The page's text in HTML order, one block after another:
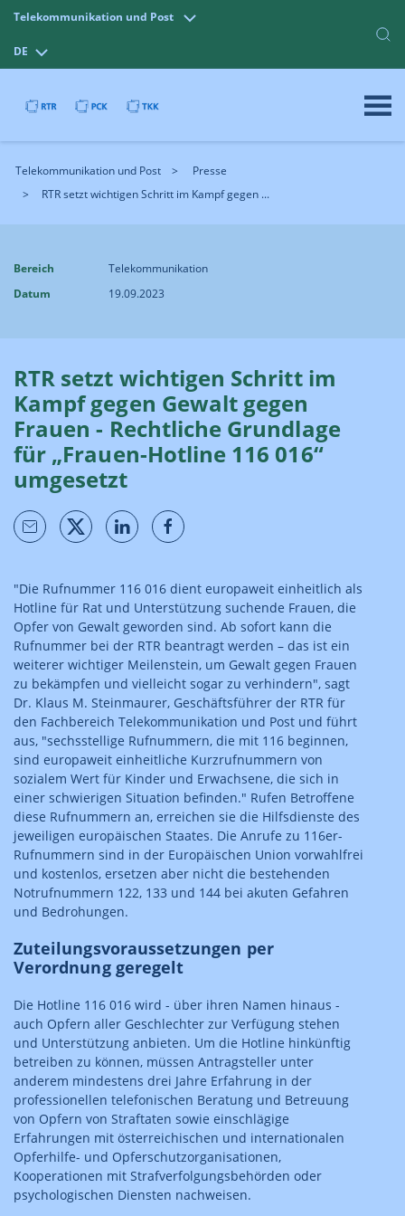
Telekommunikation und Post
DE
Telekommunikation und Post
Presse
RTR setzt wichtigen Schritt im Kampf gegen ...
Bereich
Telekommunikation
Datum
19.09.2023
RTR setzt wichtigen Schritt im
Kampf gegen Gewalt gegen
Frauen - Rechtliche Grundlage
für „Frauen-Hotline 116 016“
umgesetzt
"Die Rufnummer 116 016 dient europaweit einheitlich als
Hotline für Rat und Unterstützung suchende Frauen, die
Opfer von Gewalt geworden sind. Ab sofort kann die
Rufnummer bei der RTR beantragt werden – das ist ein
weiterer wichtiger Meilenstein, um Gewalt gegen Frauen
zu bekämpfen und vielleicht sogar zu verhindern", sagt
Dr. Klaus M. Steinmaurer, Geschäftsführer der RTR für
den Fachbereich Telekommunikation und Post und führt
aus, "sechsstellige Rufnummern, die mit 116 beginnen,
sind europaweit einheitliche Kurzrufnummern von
sozialem Wert für Kinder und Erwachsene, die sich in
einer schwierigen Situation befinden." Rufen Betroffene
diese Rufnummern an, erreichen sie die Hilfsdienste des
jeweiligen europäischen Staates. Die Anrufe zu 116er-
Rufnummern sind in der Europäischen Union vorwahlfrei
und kostenlos, ersetzen aber nicht die bestehenden
Notrufnummern 122, 133 und 144 bei akuten Gefahren
und Bedrohungen.
Zuteilungsvoraussetzungen per
Verordnung geregelt
Die Hotline 116 016 wird - über ihren Namen hinaus -
auch Opfern aller Geschlechter zur Verfügung stehen
und Unterstützung anbieten. Um die Hotline hinkünftig
betreiben zu können, müssen Antragsteller unter
anderem mindestens drei Jahre Erfahrung in der
professionellen telefonischen Beratung und Betreuung
von Opfern von Straftaten sowie einschlägige
Erfahrungen mit österreichischen und internationalen
Opferhilfe- und Opferschutzorganisationen,
Kooperationen mit Strafverfolgungsbehörden oder
psychologischen Diensten nachweisen.